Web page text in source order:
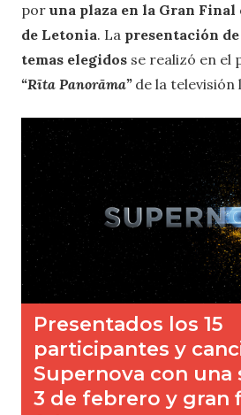
por una plaza en la Gran Final
de Letonia. La presentación
temas elegidos se realizó en el
“Rīta Panorāma”de la televisión